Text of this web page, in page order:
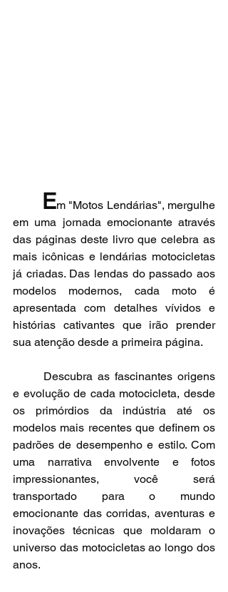
Em "Motos Lendárias", mergulhe
em uma jornada emocionante através
das páginas deste livro que celebra as
mais icônicas e lendárias motocicletas
já criadas. Das lendas do passado aos
modelos modernos, cada moto é
apresentada com detalhes vívidos e
histórias cativantes que irão prender
sua atenção desde a primeira página.
Descubra as fascinantes origens
e evolução de cada motocicleta, desde
os primórdios da indústria até os
modelos mais recentes que definem os
padrões de desempenho e estilo. Com
uma narrativa envolvente e fotos
impressionantes, você será
transportado para o mundo
emocionante das corridas, aventuras e
inovações técnicas que moldaram o
universo das motocicletas ao longo dos
anos.